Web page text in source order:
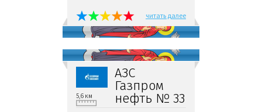
читать далее
АЗС
Газпром
нефть № 33
5,6 км